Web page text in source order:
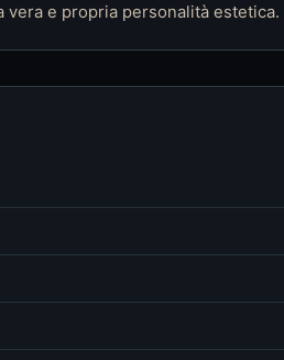
vera e propria personalità estetica.